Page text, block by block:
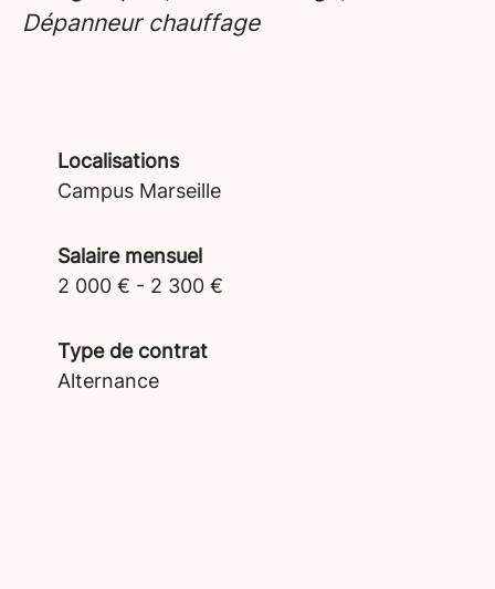
Dépanneur chauffage
Localisations
Campus Marseille
Salaire mensuel
2 000 € - 2 300 €
Type de contrat
Alternance